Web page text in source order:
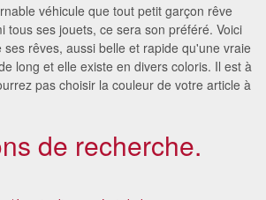
véhicule que tout petit garçon rêve
tous ses jouets, ce sera son préféré. Voici
rêves, aussi belle et rapide qu'une vraie
long et elle existe en divers coloris. Il est à
pas choisir la couleur de votre article à
de recherche.